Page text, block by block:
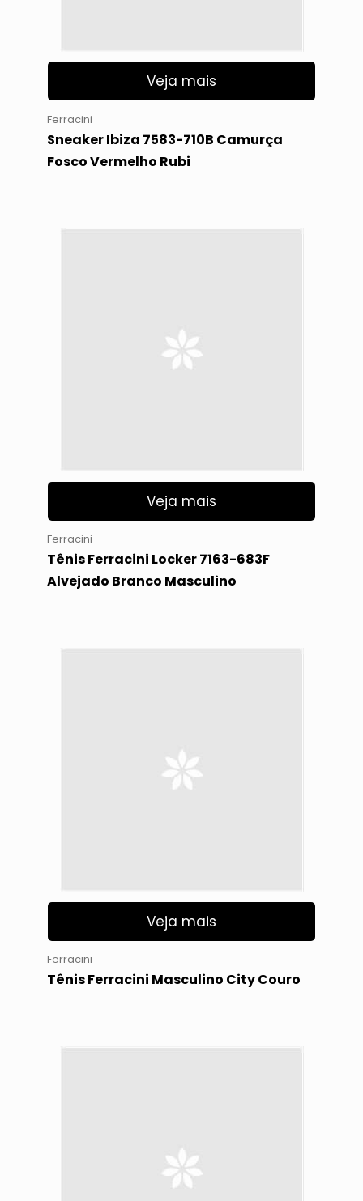
Veja mais
Ferracini
Sneaker Ibiza 7583-710B Camurça
Fosco Vermelho Rubi
Veja mais
Ferracini
Tênis Ferracini Locker 7163-683F
Alvejado Branco Masculino
Veja mais
Ferracini
Tênis Ferracini Masculino City Couro